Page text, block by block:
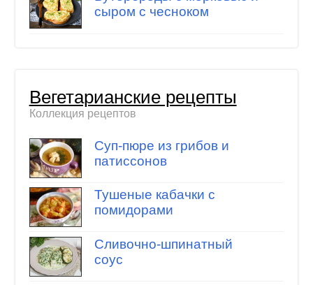
сыром с чесноком
Вегетарианские рецепты
Коллекция рецептов
Суп-пюре из грибов и
патиссонов
Тушеные кабачки с
помидорами
Сливочно-шпинатный
соус